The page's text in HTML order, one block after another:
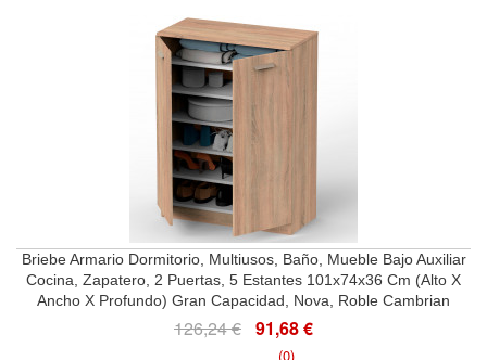
Briebe Armario Dormitorio, Multiusos, Baño, Mueble Bajo Auxiliar
Cocina, Zapatero, 2 Puertas, 5 Estantes 101x74x36 Cm (Alto X
Ancho X Profundo) Gran Capacidad, Nova, Roble Cambrian
126,24 € 91,68 €
(0)